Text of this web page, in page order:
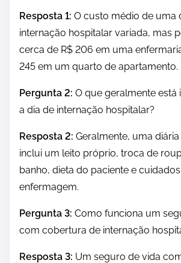
Resposta 1: O custo médio de uma
internação hospitalar variada, mas
cerca de R$ 206 em uma
245 em um quarto de apartamento.
Pergunta 2: O que geralmente está
a dia de internação hospitalar?
Resposta 2: Geralmente, uma
inclui um leito próprio, troca de
banho, dieta do paciente e
enfermagem.
Pergunta 3: Como funciona um
com cobertura de internação
Resposta 3: Um seguro de vida